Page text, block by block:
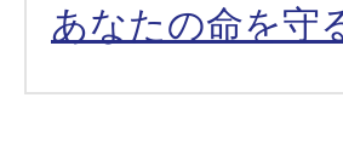
あなたの命を守